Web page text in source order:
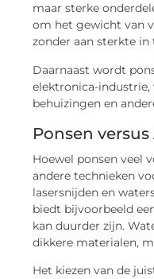
maar sterke
om het gewicht van
zonder aan sterkte in
Daarnaast wordt
elektronica-
behuizingen en
Ponsen
Hoewel ponsen veel
andere technieken
lasersnijden en
biedt bijvoorbeeld
kan duurder zijn.
dikkere materialen,
Het kiezen van de